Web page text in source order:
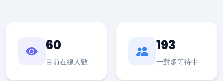
60
目前在線人數
193
一對多等待中